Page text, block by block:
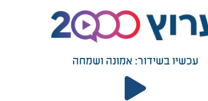
עכשיו בשידור: אמונה ושמחה